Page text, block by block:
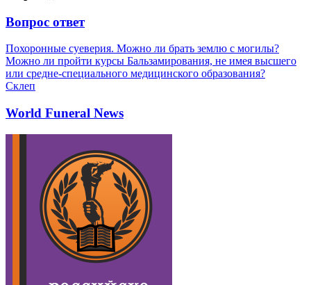
Вопрос ответ
Похоронные суеверия. Можно ли брать землю с могилы?
Можно ли пройти курсы Бальзамирования, не имея высшего
или средне-специального медицинского образования?
Склеп
World Funeral News